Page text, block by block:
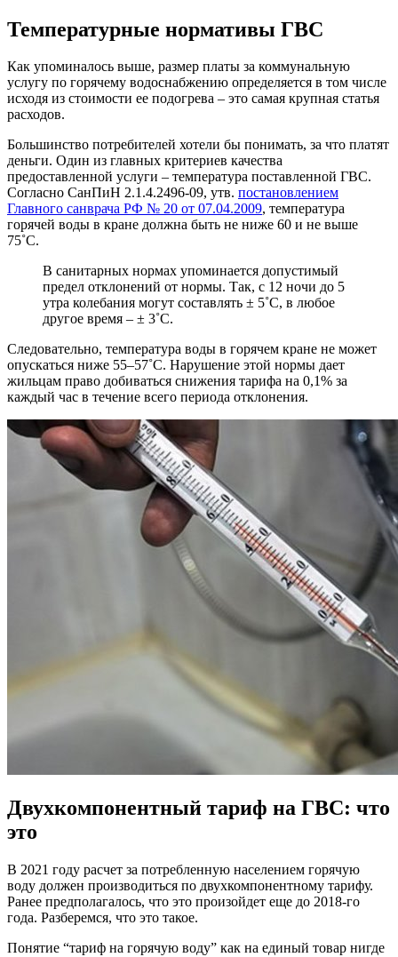
Температурные нормативы ГВС
Как упоминалось выше, размер платы за коммунальную
услугу по горячему водоснабжению определяется в том числе
исходя из стоимости ее подогрева – это самая крупная статья
расходов.
Большинство потребителей хотели бы понимать, за что платят
деньги. Один из главных критериев качества
предоставленной услуги – температура поставленной ГВС.
Согласно СанПиН 2.1.4.2496-09, утв. постановлением
Главного санврача РФ № 20 от 07.04.2009, температура
горячей воды в кране должна быть не ниже 60 и не выше
75˚С.
В санитарных нормах упоминается допустимый
предел отклонений от нормы. Так, с 12 ночи до 5
утра колебания могут составлять ± 5˚С, в любое
другое время – ± 3˚С.
Следовательно, температура воды в горячем кране не может
опускаться ниже 55–57˚С. Нарушение этой нормы дает
жильцам право добиваться снижения тарифа на 0,1% за
каждый час в течение всего периода отклонения.
Двухкомпонентный тариф на ГВС: что
это
В 2021 году расчет за потребленную населением горячую
воду должен производиться по двухкомпонентному тарифу.
Ранее предполагалось, что это произойдет еще до 2018-го
года. Разберемся, что это такое.
Понятие “тариф на горячую воду” как на единый товар нигде